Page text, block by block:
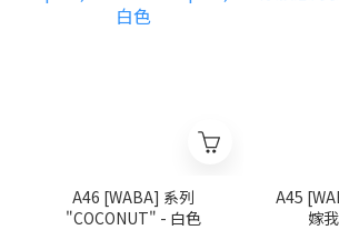
A46 [WABA] 系列
"COCONUT" - 白色
A45 [WABA] 系列 "你願意